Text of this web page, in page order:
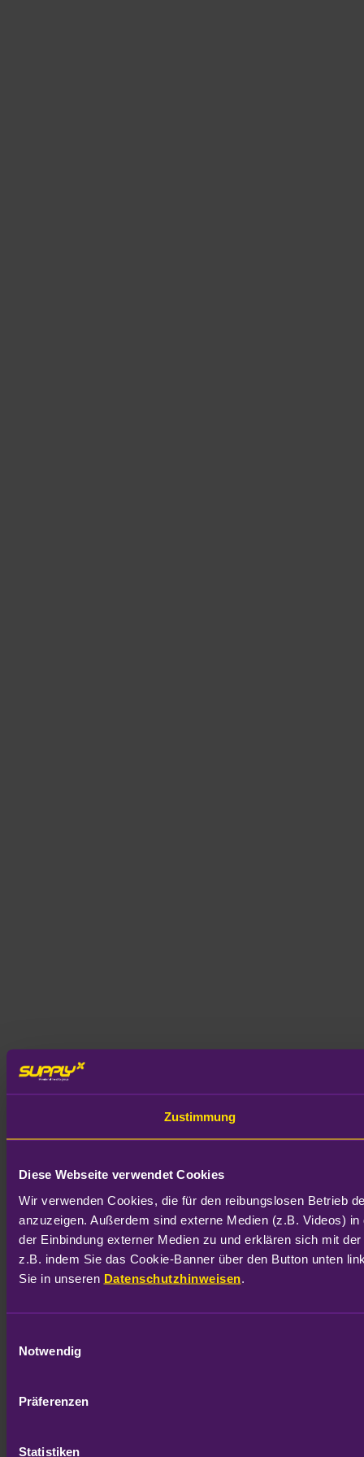
Zustimmung
Diese Webseite verwendet Cookies
Wir verwenden Cookies, die für den reibungslosen Betrieb
anzuzeigen. Außerdem sind externe Medien (z.B. Videos)
der Einbindung externer Medien zu und erklären sich mit
z.B. indem Sie das Cookie-Banner über den Button unten
Sie in unseren Datenschutzhinweisen
Notwendig
Präferenzen
Statistiken